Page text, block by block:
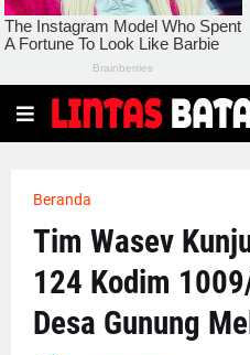
Beranda
Tim Wasev
124 Kodim
Desa Gunung